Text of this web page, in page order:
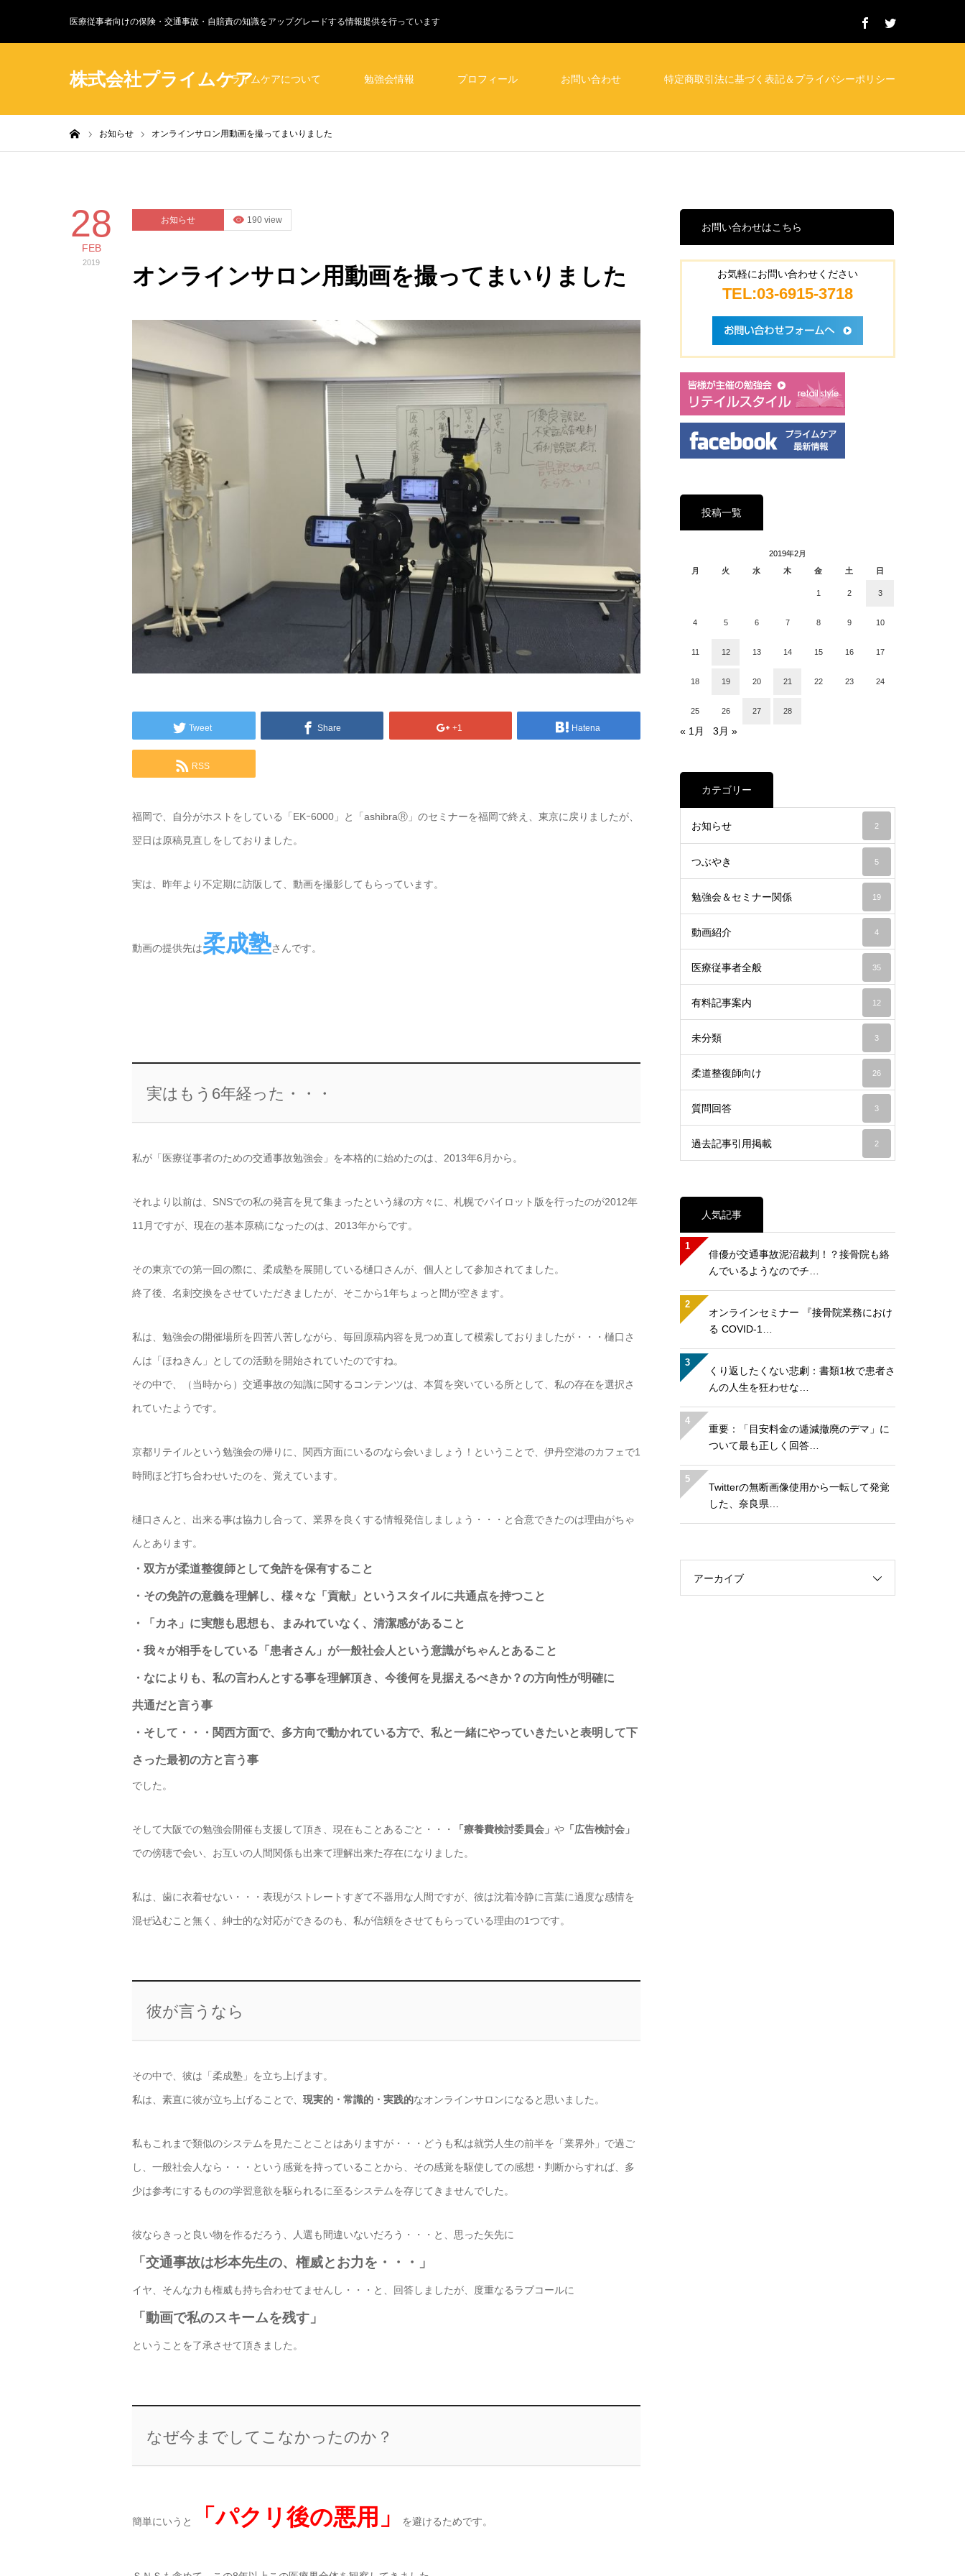
医療従事者向けの保険・交通事故・自賠責の知識をアップグレードする情報提供を行っています
株式会社プライムケアプライムケアについて 勉強会情報 プロフィール お問い合わせ 特定商取引法に基づく表記＆プライバシーポリシー
お知らせ オンラインサロン用動画を撮ってまいりました
28
FEB
2019
お知らせ 190 view
オンラインサロン用動画を撮ってまいりました
Tweet Share +1 Hatena
RSS
福岡で、自分がホストをしている「EKｰ6000」と「ashibraⓇ」のセミナーを福岡で終え、東京に戻りましたが、
翌日は原稿見直しをしておりました。
実は、昨年より不定期に訪阪して、動画を撮影してもらっています。
動画の提供先は柔成塾さんです。
実はもう6年経った・・・
私が「医療従事者のための交通事故勉強会」を本格的に始めたのは、2013年6月から。
それより以前は、SNSでの私の発言を見て集まったという縁の方々に、札幌でパイロット版を行ったのが2012年
11月ですが、現在の基本原稿になったのは、2013年からです。
その東京での第一回の際に、柔成塾を展開している樋口さんが、個人として参加されてました。
終了後、名刺交換をさせていただきましたが、そこから1年ちょっと間が空きます。
私は、勉強会の開催場所を四苦八苦しながら、毎回原稿内容を見つめ直して模索しておりましたが・・・樋口さ
んは「ほねきん」としての活動を開始されていたのですね。
その中で、（当時から）交通事故の知識に関するコンテンツは、本質を突いている所として、私の存在を選択さ
れていたようです。
京都リテイルという勉強会の帰りに、関西方面にいるのなら会いましょう！ということで、伊丹空港のカフェで1
時間ほど打ち合わせいたのを、覚えています。
樋口さんと、出来る事は協力し合って、業界を良くする情報発信しましょう・・・と合意できたのは理由がちゃ
んとあります。
・双方が柔道整復師として免許を保有すること
・その免許の意義を理解し、様々な「貢献」というスタイルに共通点を持つこと
・「カネ」に実態も思想も、まみれていなく、清潔感があること
・我々が相手をしている「患者さん」が一般社会人という意識がちゃんとあること
・なによりも、私の言わんとする事を理解頂き、今後何を見据えるべきか？の方向性が明確に
共通だと言う事
・そして・・・関西方面で、多方向で動かれている方で、私と一緒にやっていきたいと表明して下
さった最初の方と言う事
でした。
そして大阪での勉強会開催も支援して頂き、現在もことあるごと・・・ 「療養費検討委員会」 や 「広告検討会」
での傍聴で会い、お互いの人間関係も出来て理解出来た存在になりました。
私は、歯に衣着せない・・・表現がストレートすぎて不器用な人間ですが、彼は沈着冷静に言葉に過度な感情を
混ぜ込むこと無く、紳士的な対応ができるのも、私が信頼をさせてもらっている理由の1つです。
彼が言うなら
その中で、彼は「柔成塾」を立ち上げます。
私は、素直に彼が立ち上げることで、 現実的・常識的・実践的なオンラインサロンになると思いました。
私もこれまで類似のシステムを見たことことはありますが・・・どうも私は就労人生の前半を「業界外」で過ご
し、一般社会人なら・・・という感覚を持っていることから、その感覚を駆使しての感想・判断からすれば、多
少は参考にするものの学習意欲を駆られるに至るシステムを存じてきませんでした。
彼ならきっと良い物を作るだろう、人選も間違いないだろう・・・と、思った矢先に
「交通事故は杉本先生の、権威とお力を・・・」
イヤ、そんな力も権威も持ち合わせてませんし・・・と、回答しましたが、度重なるラブコールに
「動画で私のスキームを残す」
ということを了承させて頂きました。
なぜ今までしてこなかったのか？
簡単にいうと 「パクリ後の悪用」 を避けるためです。
お問い合わせはこちら
お気軽にお問い合わせください
TEL:03-6915-3718
投稿一覧
2019年2月
月
火 水 木 金 土 日
1 2 3
4 5 6 7 8 9 10
11 12 13 14 15 16 17
18 19 20 21 22 23 24
25 26 27 28
« 1月 3月 »
カテゴリー
お知らせ 2
つぶやき 5
勉強会＆セミナー関係 19
動画紹介 4
医療従事者全般 35
有料記事案内 12
未分類 3
柔道整復師向け 26
質問回答 3
過去記事引用掲載 2
人気記事
1
俳優が交通事故泥沼裁判！？接骨院も絡
んでいるようなのでチ…
2
オンラインセミナー 『接骨院業務におけ
る COVID-1…
3
くり返したくない悲劇：書類1枚で患者さ
んの人生を狂わせな…
4
重要：「目安料金の逓減撤廃のデマ」に
ついて最も正しく回答…
5
Twitterの無断画像使用から一転して発覚
した、奈良県…
アーカイブ